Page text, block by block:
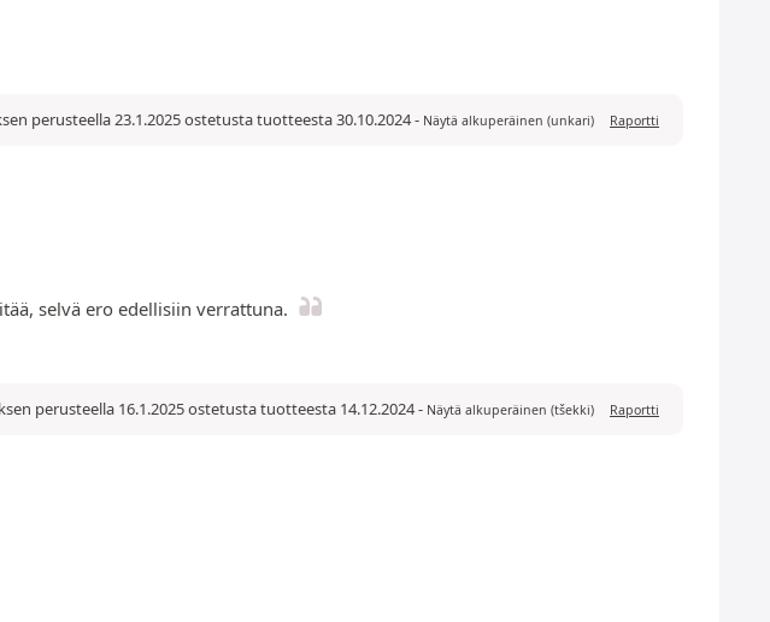
perusteella 23.1.2025 ostetusta tuotteesta 30.10.2024- Näytä alkuperäinen (unkari) Raportti
selvä ero edellisiin verrattuna.
perusteella 16.1.2025 ostetusta tuotteesta 14.12.2024- Näytä alkuperäinen (tšekki) Raportti